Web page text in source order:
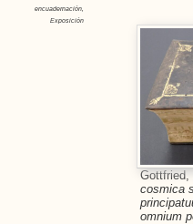
encuadernación,
Exposición
cosmica
omnium